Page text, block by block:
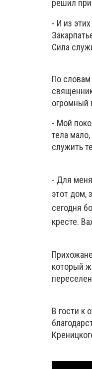
решил
- И из
Сила
По
огромный
- Мой
тела
служить
- Для
этот дом,
сегодня
кресте.
который
В гости к